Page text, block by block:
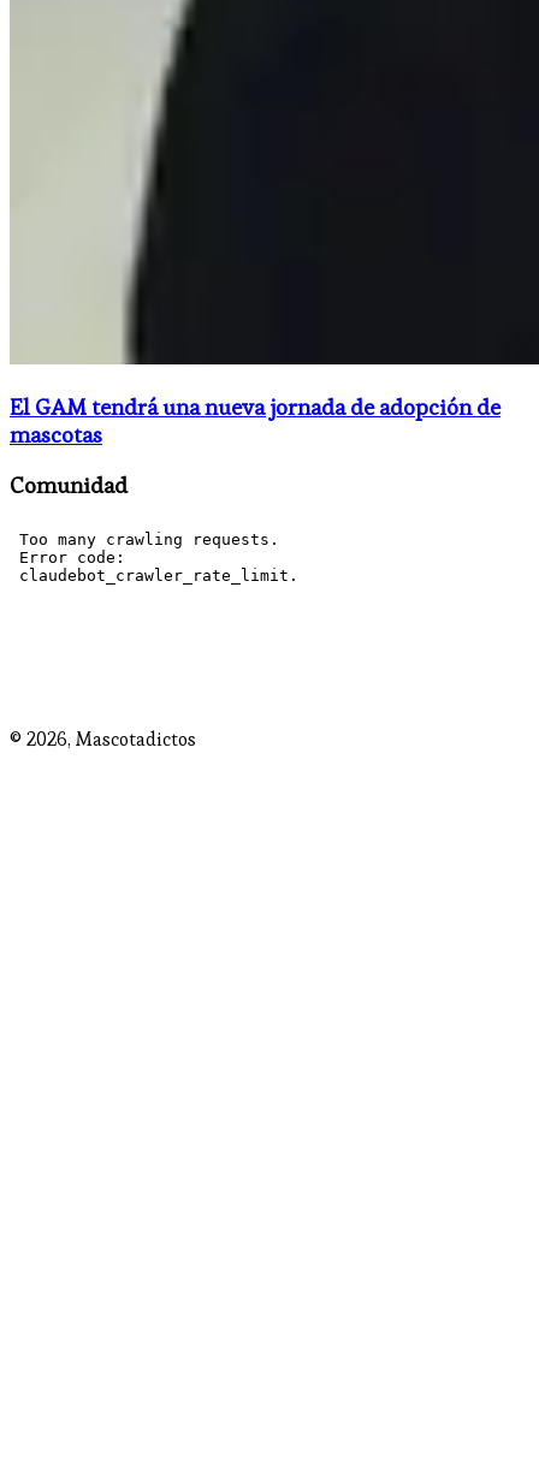
El GAM tendrá una nueva jornada de adopción de
mascotas
Comunidad
© 2026, Mascotadictos